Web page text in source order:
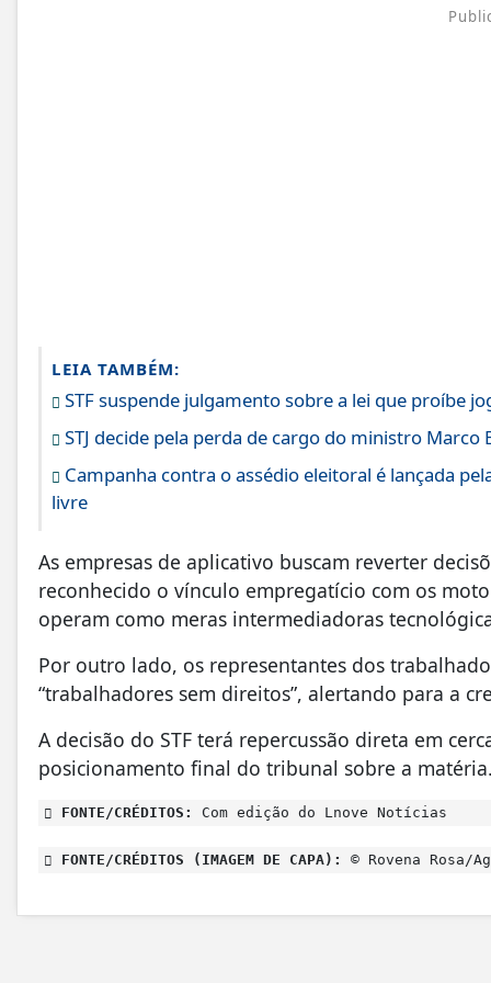
LEIA TAMBÉM:
STF suspende julgamento sobre a lei que proíbe
STJ decide pela perda de cargo do ministro Marco
Campanha contra o assédio eleitoral é lançada
livre
As empresas de aplicativo buscam reverter
reconhecido o vínculo empregatício com os
operam como meras intermediadoras
Por outro lado, os representantes dos
“trabalhadores sem direitos”, alertando para a
A decisão do STF terá repercussão direta em
posicionamento final do tribunal sobre a
FONTE/CRÉDITOS: Com edição do Lnove Notícias
FONTE/CRÉDITOS (IMAGEM DE CAPA): © Rovena Rosa/